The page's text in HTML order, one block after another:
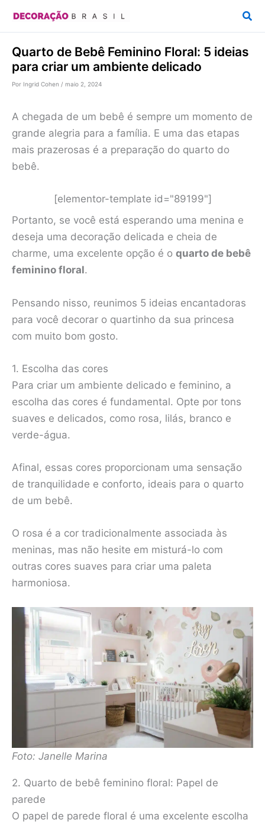
conteúdo
Quarto de Bebê Feminino Floral: 5 ideias
para criar um ambiente delicado
Por Ingrid Cohen / maio 2, 2024
A chegada de um bebê é sempre um momento de
grande alegria para a família. E uma das etapas
mais prazerosas é a preparação do quarto do
bebê.
[elementor-template id="89199"]
Portanto, se você está esperando uma menina e
deseja uma decoração delicada e cheia de
charme, uma excelente opção é o quarto de bebê
feminino floral.
Pensando nisso, reunimos 5 ideias encantadoras
para você decorar o quartinho da sua princesa
com muito bom gosto.
1. Escolha das cores
Para criar um ambiente delicado e feminino, a
escolha das cores é fundamental. Opte por tons
suaves e delicados, como rosa, lilás, branco e
verde-água.
Afinal, essas cores proporcionam uma sensação
de tranquilidade e conforto, ideais para o quarto
de um bebê.
O rosa é a cor tradicionalmente associada às
meninas, mas não hesite em misturá-lo com
outras cores suaves para criar uma paleta
harmoniosa.
Foto: Janelle Marina
2. Quarto de bebê feminino floral: Papel de
parede
O papel de parede floral é uma excelente escolha